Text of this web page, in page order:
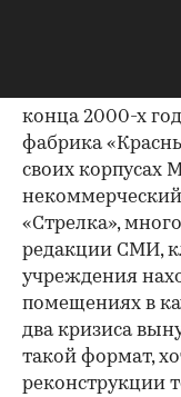
конца 2000-х
фабрика
своих корпусах
«Стрелка»,
редакции СМИ,
учреждения
помещениях в
два кризиса
такой формат,
реконструкции